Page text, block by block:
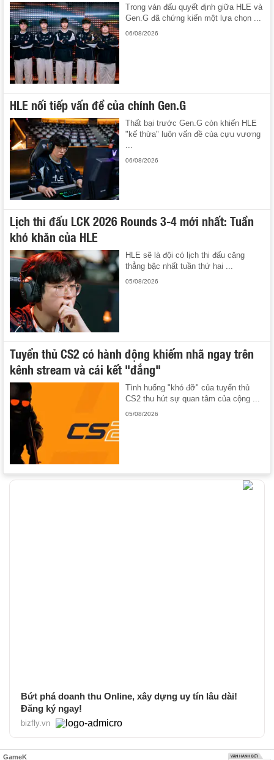
Trong ván đấu quyết định giữa HLE và
Gen.G đã chứng kiến một lựa chọn ...
06/08/2026
HLE nối tiếp vấn đề của chính Gen.G
Thất bại trước Gen.G còn khiến HLE
"kế thừa" luôn vấn đề của cựu vương
06/08/2026
Lịch thi đấu LCK 2026 Rounds 3-4 mới nhất: Tuần
khó khăn của HLE
HLE sẽ là đội có lịch thi đấu căng
thẳng bậc nhất tuần thứ hai ...
05/08/2026
Tuyển thủ CS2 có hành động khiếm nhã ngay trên
kênh stream và cái kết "đắng"
Tình huống "khó đỡ" của tuyển thủ
CS2 thu hút sự quan tâm của cộng ...
05/08/2026
Bứt phá doanh thu Online, xây dựng uy tín lâu dài!
Đăng ký ngay!
bizfly.vn
GameK